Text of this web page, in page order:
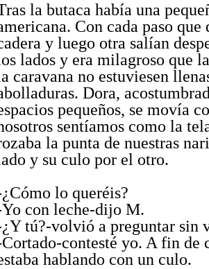
la butaca había una
Con cada paso que
y luego otra salían
lados y era milagroso que
caravana no estuviesen
Dora,
pequeños, se movía
sentíamos como la
la punta de nuestras
y su culo por el otro.
lo queréis?
con leche-dijo M.
tú?-volvió a preguntar sin
contesté yo. A fin de
hablando con un culo.